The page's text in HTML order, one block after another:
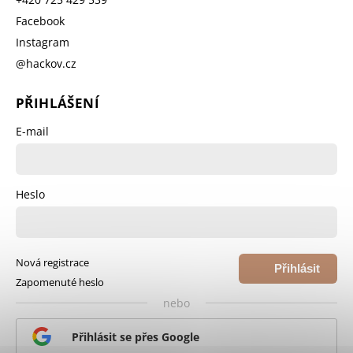
Facebook
Instagram
@hackov.cz
PŘIHLÁŠENÍ
E-mail
Heslo
Přihlásit
Nová registrace
Zapomenuté heslo
nebo
Přihlásit se přes Google